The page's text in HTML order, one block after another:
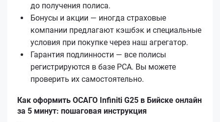
до получения полиса.
Бонусы и акции — иногда страховые
компании предлагают кэшбэк и специальные
условия при покупке через наш агрегатор.
Гарантия подлинности — все полисы
регистрируются в базе РСА. Вы можете
проверить их самостоятельно.
Как оформить ОСАГО Infiniti G25 в Бийске онлайн
за 5 минут: пошаговая инструкция